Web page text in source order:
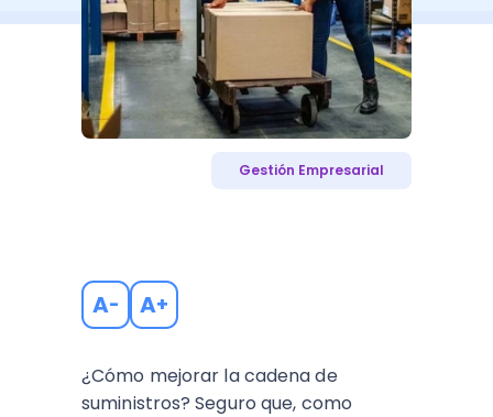
Gestión Empresarial
A- A+
¿Cómo mejorar la cadena de
suministros? Seguro que, como